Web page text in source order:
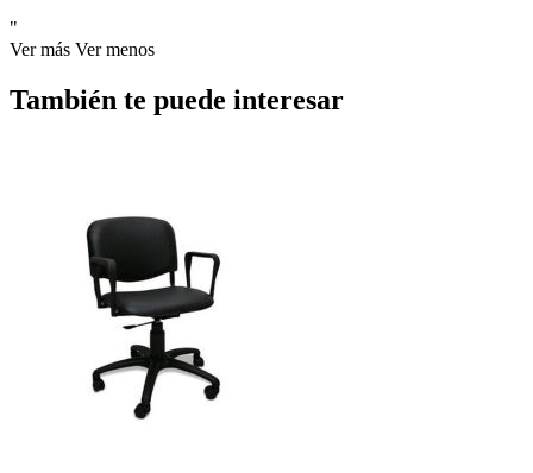
"
Ver más Ver menos
También te puede interesar